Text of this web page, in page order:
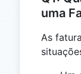
uma
As